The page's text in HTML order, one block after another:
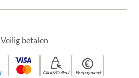
Veilig betalen
Click&Collect Prepayment